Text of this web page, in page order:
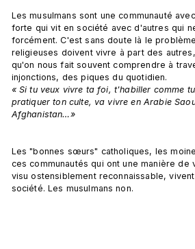
Les musulmans sont une communauté
forte qui vit en société avec d'autres qui
forcément. C'est sans doute là le
religieuses doivent vivre à part des
qu'on nous fait souvent comprendre à
injonctions, des piques du quotidien.
« Si tu veux vivre ta foi, t'habiller comme
pratiquer ton culte, va vivre en Arabie
Afghanistan…»
Les "bonnes sœurs" catholiques, les
ces communautés qui ont une manière de
visu ostensiblement reconnaissable,
société. Les musulmans non.